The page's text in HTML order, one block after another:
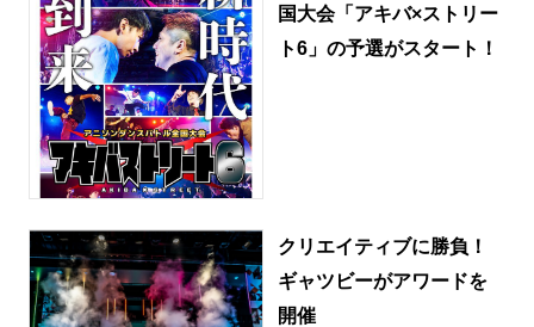
国大会「アキバ×ストリー
ト6」の予選がスタート！
クリエイティブに勝負！
ギャツビーがアワードを
開催